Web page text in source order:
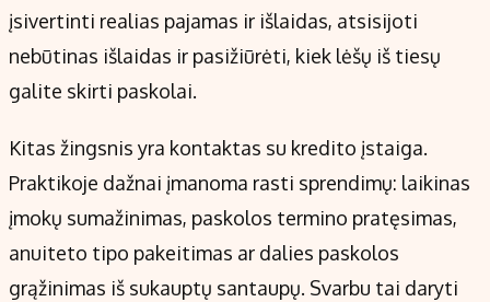
įsivertinti realias pajamas ir išlaidas, atsisijoti
nebūtinas išlaidas ir pasižiūrėti, kiek lėšų iš tiesų
galite skirti paskolai.
Kitas žingsnis yra kontaktas su kredito įstaiga.
Praktikoje dažnai įmanoma rasti sprendimų: laikinas
įmokų sumažinimas, paskolos termino pratęsimas,
anuiteto tipo pakeitimas ar dalies paskolos
grąžinimas iš sukauptų santaupų. Svarbu tai daryti